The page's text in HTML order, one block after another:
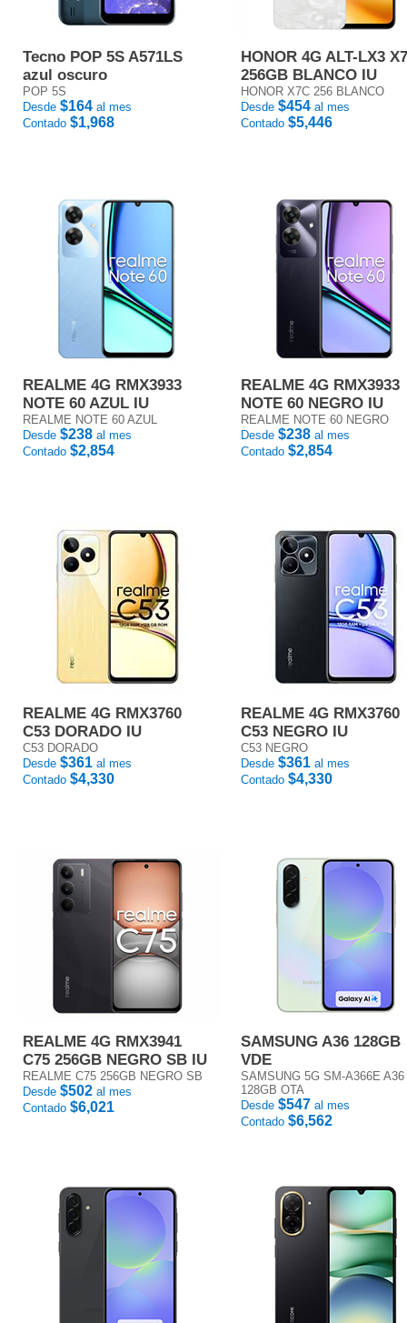
Tecno POP 5S A571LS
azul oscuro
POP 5S
Desde $164 al mes
Contado $1,968
HONOR 4G ALT-LX3
256GB BLANCO IU
HONOR X7C 256 BLANCO
Desde $454 al mes
Contado $5,446
REALME 4G RMX3933
NOTE 60 AZUL IU
REALME NOTE 60 AZUL
Desde $238 al mes
Contado $2,854
REALME 4G RMX3933
NOTE 60 NEGRO IU
REALME NOTE 60 NEGRO
Desde $238 al mes
Contado $2,854
REALME 4G RMX3760
C53 DORADO IU
C53 DORADO
Desde $361 al mes
Contado $4,330
REALME 4G RMX3760
C53 NEGRO IU
C53 NEGRO
Desde $361 al mes
Contado $4,330
REALME 4G RMX3941
C75 256GB NEGRO SB IU
REALME C75 256GB NEGRO SB
Desde $502 al mes
Contado $6,021
SAMSUNG A36 128GB
VDE
SAMSUNG 5G SM-A366E A36
128GB OTA
Desde $547 al mes
Contado $6,562